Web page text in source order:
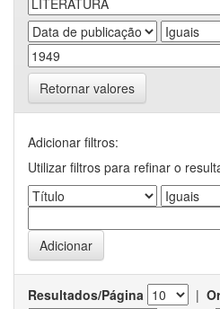
Retornar valores
Adicionar filtros:
Utilizar filtros para refinar o
Resultados/Página |